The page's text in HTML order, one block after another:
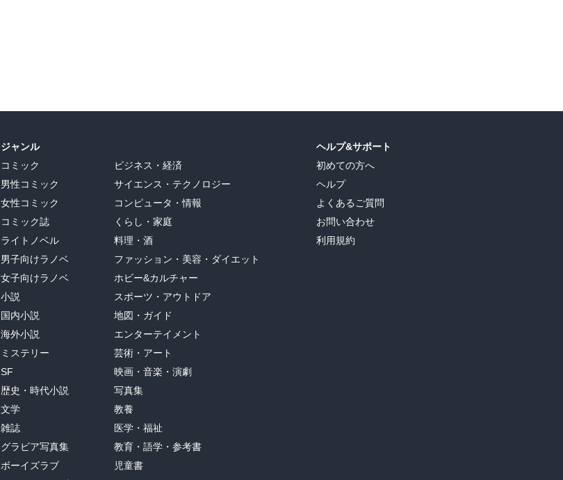
ジャンル
コミック
男性コミック
女性コミック
コミック誌
ライトノベル
男子向けラノベ
女子向けラノベ
小説
国内小説
海外小説
ミステリー
SF
歴史・時代小説
文学
雑誌
グラビア写真集
ボーイズラブ
ビジネス・経済
サイエンス・テクノロジー
コンピュータ・情報
くらし・家庭
料理・酒
ファッション・美容・ダイエット
ホビー&カルチャー
スポーツ・アウトドア
地図・ガイド
エンターテイメント
芸術・アート
映画・音楽・演劇
写真集
教養
医学・福祉
教育・語学・参考書
児童書
ヘルプ&サポート
初めての方へ
ヘルプ
よくあるご質問
お問い合わせ
利用規約